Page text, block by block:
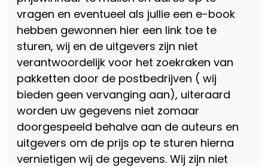
vragen en eventueel als jullie een e-book
hebben gewonnen hier een link toe te
sturen, wij en de uitgevers zijn niet
verantwoordelijk voor het zoekraken van
pakketten door de postbedrijven ( wij
bieden geen vervanging aan), uiteraard
worden uw gegevens niet zomaar
doorgespeeld behalve aan de auteurs en
uitgevers om de prijs op te sturen hierna
vernietigen wij de gegevens. Wij zijn niet